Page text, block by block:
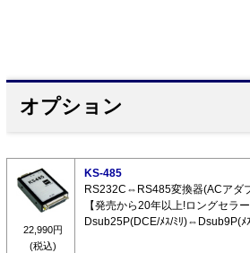
オプション
22,990円
(税込)
KS-485
RS232C⇔RS485変換器(ACアダ
【発売から20年以上!ロングセラー
Dsub25P(DCE/ﾒｽ/ﾐﾘ)⇔Dsub9P(ﾒ